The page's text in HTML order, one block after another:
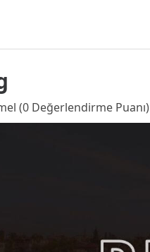
(0 Değerlendirme Puanı)